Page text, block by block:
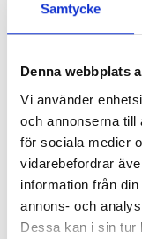
Samtycke
Denna webbplats
Vi använder
och annonserna till
för sociala medier
vidarebefordrar
information från
annons- och
Dessa kan i sin tur